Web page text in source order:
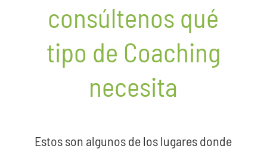
consúltenos qué
tipo de Coaching
necesita
Estos son algunos de los lugares donde